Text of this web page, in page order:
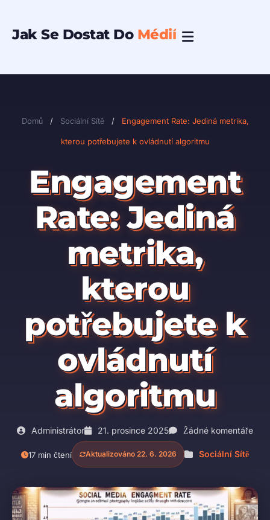
naJak Se Dostat Do Médií
Domů / Sociální Sítě / Engagement Rate: Jediná metrika,
kterou potřebujete k ovládnutí algoritmu
Engagement
Rate: Jediná
metrika,
kterou
potřebujete k
ovládnutí
algoritmu
Administrátor 21. prosince 2025 Žádné komentáře
17 min čtení Aktualizováno 22. 6. 2026 Sociální Sítě